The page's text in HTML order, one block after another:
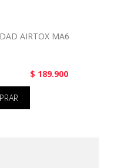
AIRTOX MA6
$ 189.900